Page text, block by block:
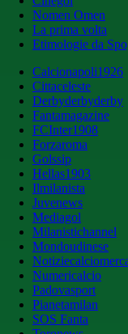
Nomen Omen
La prima volta
Etimologie da
Calcionapoli1926
Cittaceleste
Derbyderbyderby
Fantamagazine
FCInter1908
Forzaroma
Golssip
Hellas1903
Ilmilanista
Juvenews
Mediagol
Milanistichannel
Mondoudinese
Numericalcio
Padovasport
Pianetamilan
SOS Fanta